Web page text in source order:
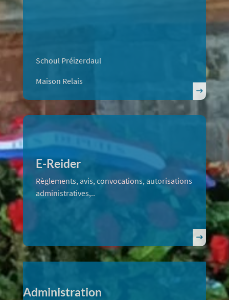
Schoul Préizerdaul
Maison Relais
E-Reider
Règlements, avis, convocations, autorisations
administratives,..
Administration